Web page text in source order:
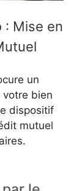
: Mise en
un
votre bien
dispositif
mutuel